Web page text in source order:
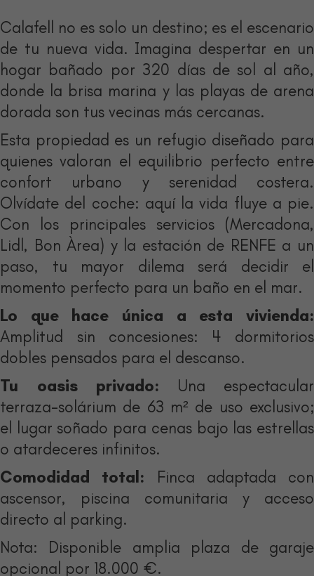
Calafell no es solo un destino; es el escenario
de tu nueva vida. Imagina despertar en un
hogar bañado por 320 días de sol al año,
donde la brisa marina y las playas de arena
dorada son tus vecinas más cercanas.
Esta propiedad es un refugio diseñado para
quienes valoran el equilibrio perfecto entre
confort urbano y serenidad costera.
Olvídate del coche: aquí la vida fluye a pie.
Con los principales servicios (Mercadona,
Lidl, Bon Àrea) y la estación de RENFE a un
paso, tu mayor dilema será decidir el
momento perfecto para un baño en el mar.
Lo que hace única a esta vivienda:
Amplitud sin concesiones: 4 dormitorios
dobles pensados para el descanso.
Tu oasis privado: Una espectacular
terraza-solárium de 63 m² de uso exclusivo;
el lugar soñado para cenas bajo las estrellas
o atardeceres infinitos.
Comodidad total: Finca adaptada con
ascensor, piscina comunitaria y acceso
directo al parking.
Nota: Disponible amplia plaza de garaje
opcional por 18.000 €.